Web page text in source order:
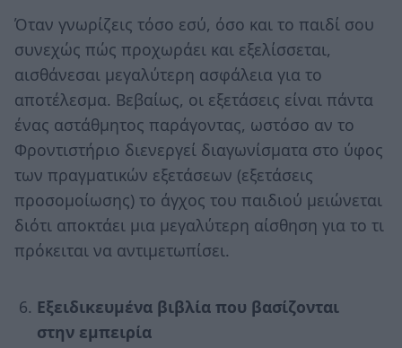
Όταν γνωρίζεις τόσο εσύ, όσο και το παιδί σου
συνεχώς πώς προχωράει και εξελίσσεται,
αισθάνεσαι μεγαλύτερη ασφάλεια για το
αποτέλεσμα. Βεβαίως, οι εξετάσεις είναι πάντα
ένας αστάθμητος παράγοντας, ωστόσο αν το
Φροντιστήριο διενεργεί διαγωνίσματα στο ύφος
των πραγματικών εξετάσεων (εξετάσεις
προσομοίωσης) το άγχος του παιδιού μειώνεται
διότι αποκτάει μια μεγαλύτερη αίσθηση για το τι
πρόκειται να αντιμετωπίσει.
Eξειδικευμένα βιβλία που βασίζονται
στην εμπειρία